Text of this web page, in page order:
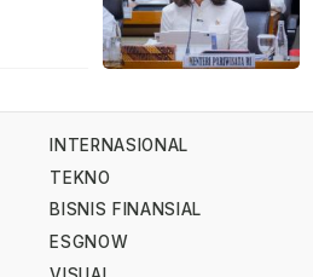
INTERNASIONAL
TEKNO
BISNIS FINANSIAL
ESGNOW